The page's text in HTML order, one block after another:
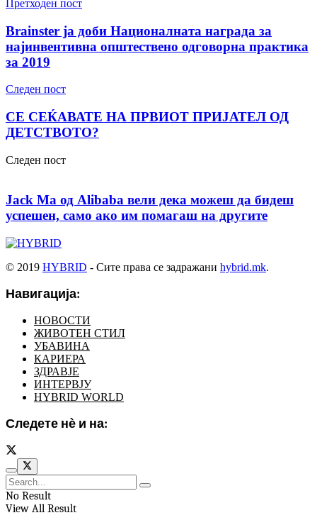
Претходен пост
Brainster ја доби Националната награда за
најинвентивна општествено одговорна практика
за 2019
Следен пост
СЕ СЕЌАВАТЕ НА ПРВИОТ ПРИЈАТЕЛ ОД
ДЕТСТВОТО?
Следен пост
Jack Ma од Alibaba вели дека можеш да бидеш
успешен, само ако им помагаш на другите
© 2019 HYBRID - Сите права се задражани hybrid.mk.
Навигација:
НОВОСТИ
ЖИВОТЕН СТИЛ
УБАВИНА
КАРИЕРА
ЗДРАВЈЕ
ИНТЕРВЈУ
HYBRID WORLD
Следете нѐ и на:
No Result
View All Result